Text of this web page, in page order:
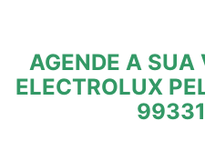
AGENDE A
ELECTROLUX